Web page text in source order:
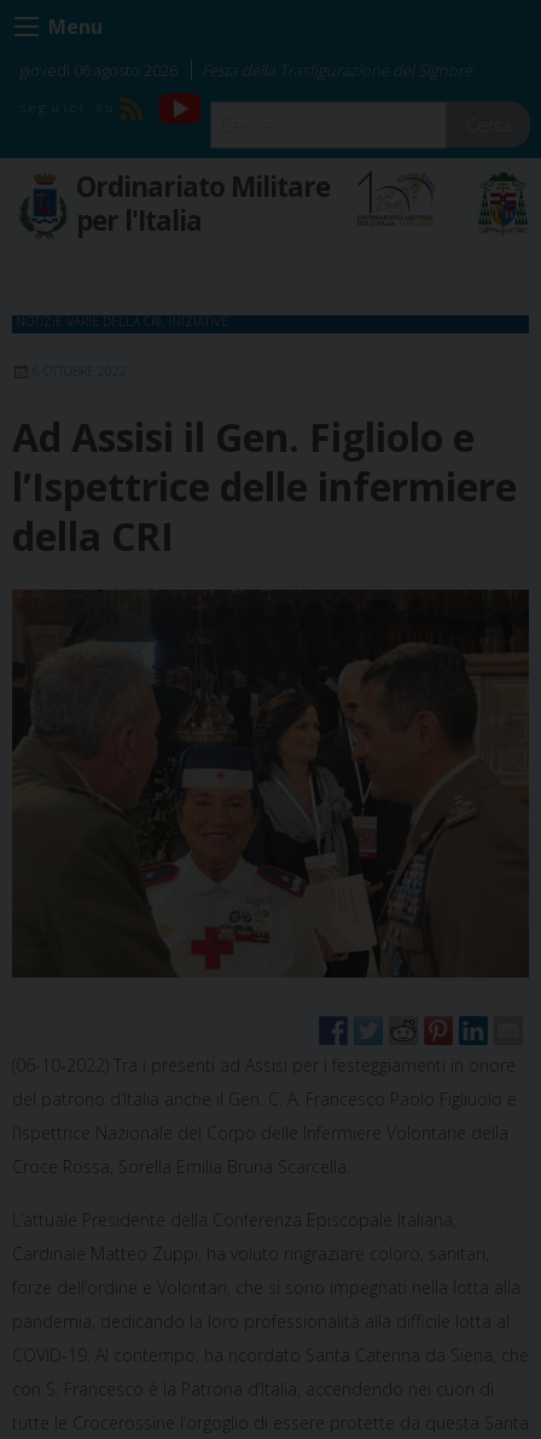
Skip
to
content
Menu
giovedì 06 agosto 2026 Festa della Trasfigurazione del Signore
RSS
YouTube
Ordinariato Militare
per l'Italia
NOTIZIE VARIE DELLA CRI INIZIATIVE
6 OTTOBRE 2022
Ad Assisi il Gen. Figliolo e
l’Ispettrice delle infermiere
della CRI
(06-10-2022) Tra i presenti ad Assisi per i festeggiamenti in onore
del patrono d’Italia anche il Gen. C. A. Francesco Paolo Figliuolo e
l’Ispettrice Nazionale del Corpo delle Infermiere Volontarie della
Croce Rossa, Sorella Emilia Bruna Scarcella.
L’attuale Presidente della Conferenza Episcopale Italiana,
Cardinale Matteo Zuppi, ha voluto ringraziare coloro, sanitari,
forze dell’ordine e Volontari, che si sono impegnati nella lotta alla
pandemia, dedicando la loro professionalità alla difficile lotta al
COVID-19. Al contempo, ha ricordato Santa Caterina da Siena, che
con S. Francesco è la Patrona d’Italia, accendendo nei cuori di
tutte le Crocerossine l’orgoglio di essere protette da questa Santa